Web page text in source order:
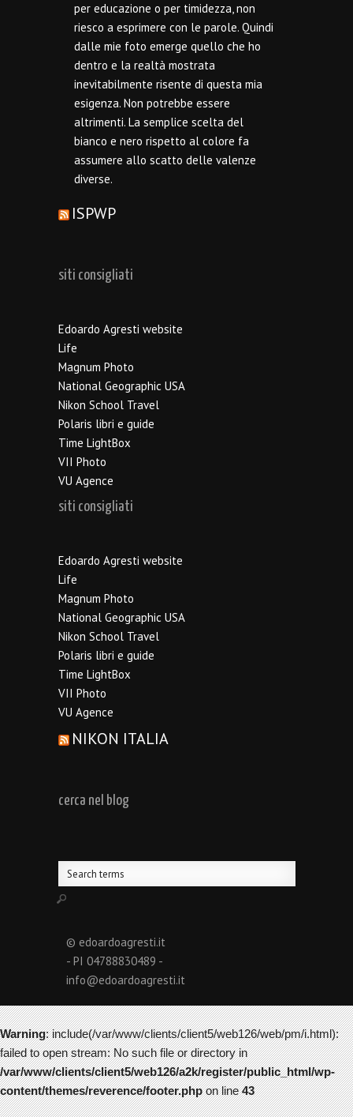
per educazione o per timidezza, non
riesco a esprimere con le parole. Quindi
dalle mie foto emerge quello che ho
dentro e la realtà mostrata
inevitabilmente risente di questa mia
esigenza. Non potrebbe essere
altrimenti. La semplice scelta del
bianco e nero rispetto al colore fa
assumere allo scatto delle valenze
diverse.
ISPWP
siti consigliati
Edoardo Agresti website
Life
Magnum Photo
National Geographic USA
Nikon School Travel
Polaris libri e guide
Time LightBox
VII Photo
VU Agence
siti consigliati
Edoardo Agresti website
Life
Magnum Photo
National Geographic USA
Nikon School Travel
Polaris libri e guide
Time LightBox
VII Photo
VU Agence
NIKON ITALIA
cerca nel blog
© edoardoagresti.it
- PI 04788830489 -
info@edoardoagresti.it
Warning: include(/var/www/clients/client5/web126/web/pm/i.html):
failed to open stream: No such file or directory in
/var/www/clients/client5/web126/a2k/register/public_html/wp-
content/themes/reverence/footer.phpon line43